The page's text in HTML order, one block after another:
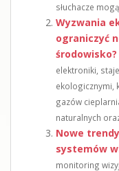
słuchacze
Wyzwania
ograniczyć
środowisko?
elektroniki,
ekologicznymi,
gazów
naturalnych
Nowe
systemów
monitoring